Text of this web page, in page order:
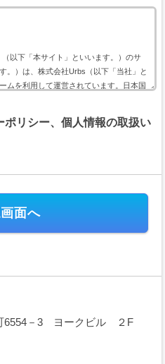
以下「本サイト」といいます。）のサ
。）は、株式会社Urbs（以下「当社」と
ムを利用して運営されています。日本国
といいます。）に基づいて提供されま
当社と登録ユーザー（以下「ユーザー」
用されます。
ます。会員及びユーザーは、本サー
及びプライバシーポリシーの全ての
る本サービス利用に関するルール
ポリシー、個人情報の取扱い
6554－3 ヨークビル ２F